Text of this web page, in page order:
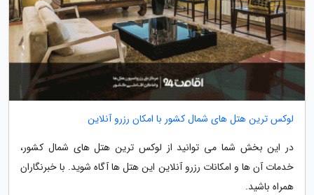
لوکس ترین هتل های شمال کشور با امکان رزرو آنلاین
در این بخش شما می توانید از لوکس ترین هتل های شمال کشور،
خدمات آن ها و امکانات رزرو آنلاین این هتل ها آگاه شوید. با خبرنگاران
همراه باشید.